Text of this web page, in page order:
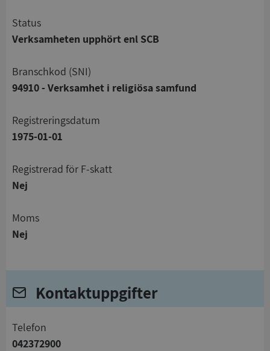
status
Verksamheten upphört enl SCB
branschkod (SNI)
94910 - Verksamhet i religiösa samfund
registreringsdatum
1975-01-01
registrerad för F-skatt
Nej
Moms
Nej
Kontaktuppgifter
telefon
042372900